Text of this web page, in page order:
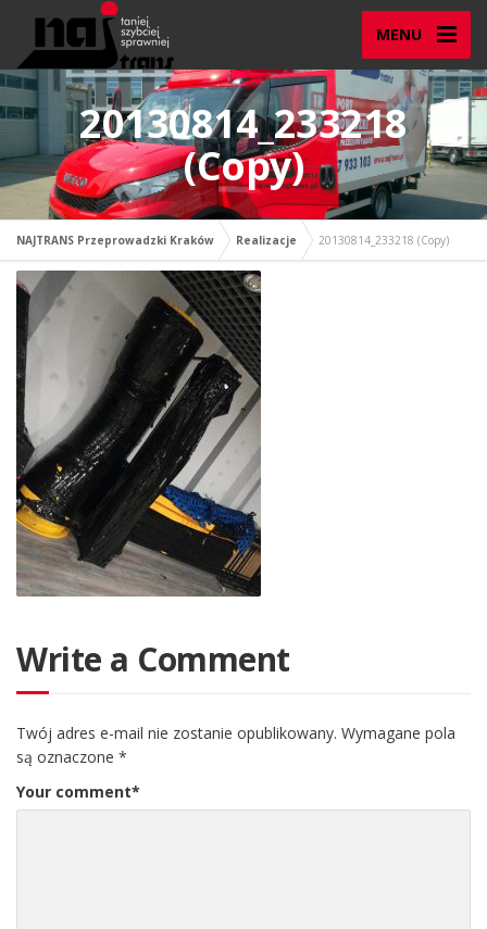
MENU
20130814_233218
(Copy)
NAJTRANS Przeprowadzki Kraków Realizacje 20130814_233218 (Copy)
Write a Comment
Twój adres e-mail nie zostanie opublikowany. Wymagane pola
są oznaczone *
Your comment*